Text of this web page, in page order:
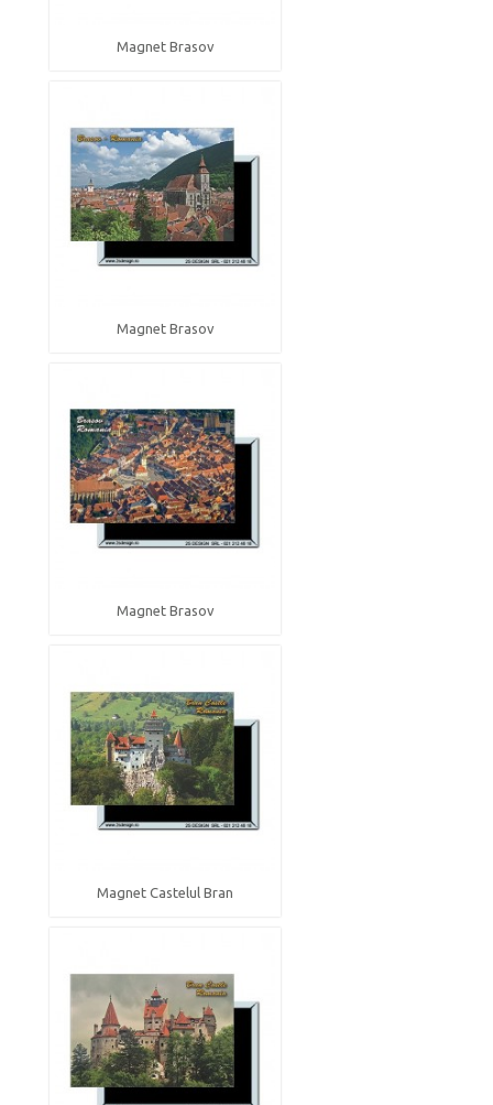
Magnet Brasov
Magnet Brasov
Magnet Brasov
Magnet Castelul Bran